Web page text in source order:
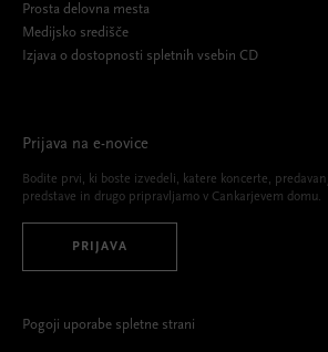
Prosta delovna mesta
Medijsko središče
Izjava o dostopnosti spletnih vsebin CD
Prijava na e-novice
Bodite prvi, ki boste izvedeli, katere koncerte,
predstave in drugo pripravljamo v Cankarjevem domu.
PRIJAVA
Pogoji uporabe spletne strani